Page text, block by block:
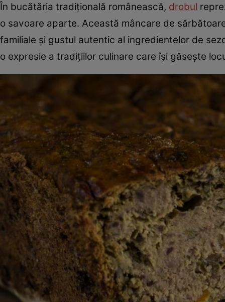
În bucătăria tradițională românească, drobul
o savoare aparte. Această mâncare de
familiale și gustul autentic al ingredientelor de
o expresie a tradițiilor culinare care își găsește